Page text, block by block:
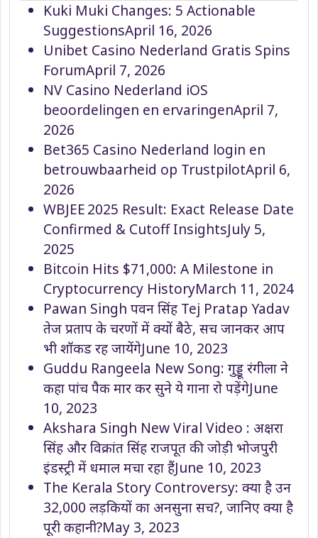
Kuki Muki Changes: 5 Actionable
SuggestionsApril 16, 2026
Unibet Casino Nederland Gratis Spins
ForumApril 7, 2026
NV Casino Nederland iOS
beoordelingen en ervaringenApril 7,
2026
Bet365 Casino Nederland login en
betrouwbaarheid op TrustpilotApril 6,
2026
WBJEE 2025 Result: Exact Release Date
Confirmed & Cutoff InsightsJuly 5,
2025
Bitcoin Hits $71,000: A Milestone in
Cryptocurrency HistoryMarch 11, 2024
Pawan Singh पवन सिंह Tej Pratap Yadav
तेज प्रताप के चरणों में क्यों बैठे, सच जानकर आप
भी शॉकड रह जायेंगेJune 10, 2023
Guddu Rangeela New Song: गुड्डू रंगीला ने
कहा पांच पैक मार कर सुने ये गाना रो पड़ेंगेJune
10, 2023
Akshara Singh New Viral Video : अक्षरा
सिंह और विक्रांत सिंह राजपूत की जोड़ी भोजपुरी
इंडस्ट्री में धमाल मचा रहा हैंJune 10, 2023
The Kerala Story Controversy: क्या है उन
32,000 लड़कियों का अनसुना सच?, जानिए क्या है
पूरी कहानी?May 3, 2023